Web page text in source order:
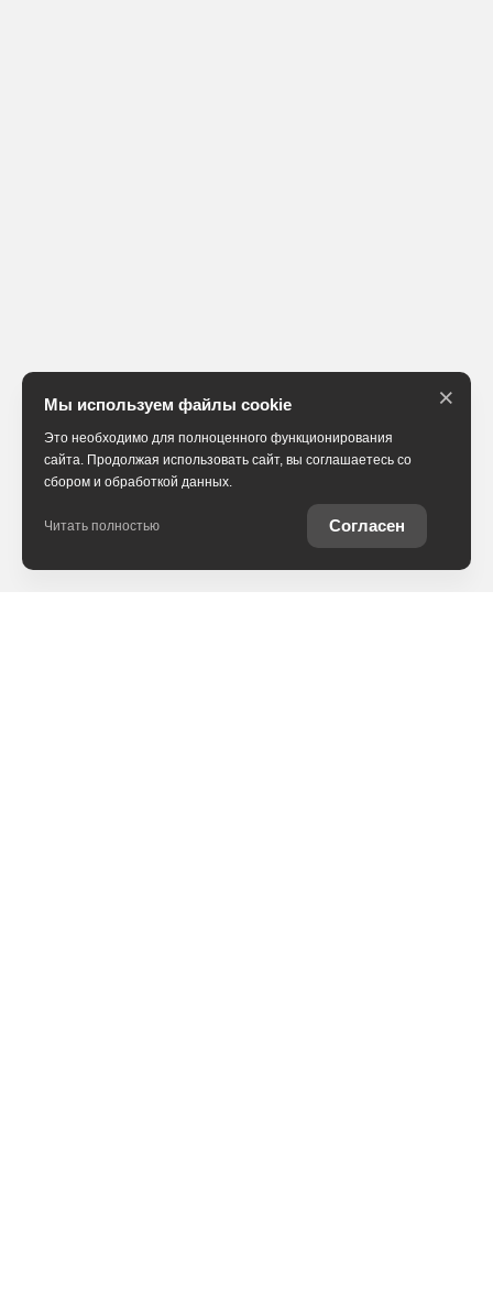
Мы используем файлы cookie
Это необходимо для полноценного функционирования
сайта. Продолжая использовать сайт, вы соглашаетесь со
сбором и обработкой данных.
Читать полностью Согласен
×